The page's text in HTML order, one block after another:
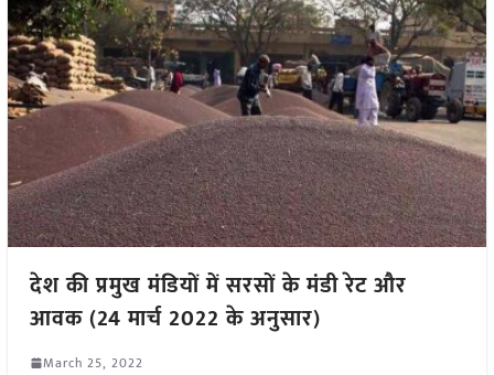
देश की प्रमुख मंडियों में सरसों के मंडी रेट और
आवक (24 मार्च 2022 के अनुसार)
March 25, 2022